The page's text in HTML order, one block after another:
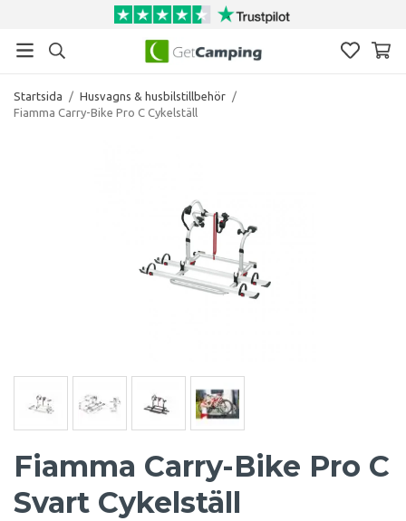
Startsida / Husvagns & husbilstillbehör /
Fiamma Carry-Bike Pro C Cykelställ
Fiamma Carry-Bike Pro C
Svart Cykelställ